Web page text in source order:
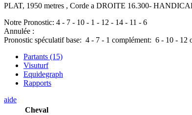
PLAT, 1950 metres , Corde a DROITE 16.300-
Notre Pronostic: 4 - 7 - 10 - 1 - 12 - 14 - 11 - 6
Annulée :
Pronostic spéculatif base: 4 - 7 - 1 complément: 6 - 10 - 12
Partants (15)
Visuturf
Equidegraph
Rapports
aide
Cheval